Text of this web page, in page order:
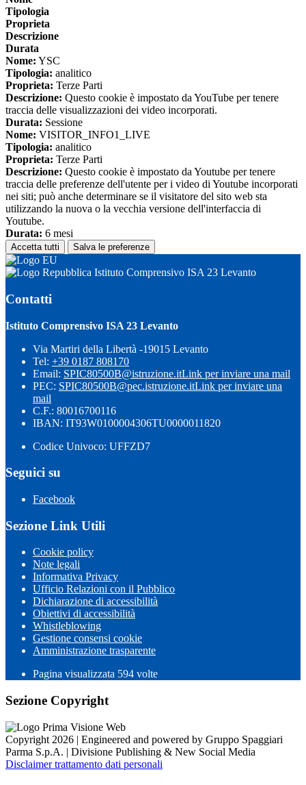
Tipologia
Proprieta
Descrizione
Durata
Nome: YSC
Tipologia: analitico
Proprieta: Terze Parti
Descrizione: Questo cookie è impostato da YouTube per tenere
traccia delle visualizzazioni dei video incorporati.
Durata: Sessione
Nome: VISITOR_INFO1_LIVE
Tipologia: analitico
Proprieta: Terze Parti
Descrizione: Questo cookie è impostato da Youtube per tenere
traccia delle preferenze dell'utente per i video di Youtube incorporati
nei siti; può anche determinare se il visitatore del sito web sta
utilizzando la nuova o la vecchia versione dell'interfaccia di
Youtube.
Durata: 6 mesi
Accetta tutti Salva le preferenze
Istituto Comprensivo ISA 23 Levanto
Contatti
Istituto Comprensivo ISA 23 Levanto
Via Martiri della Libertà -19015 Levanto
Tel: +39 0187 808170
Email: SPIC80500B@istruzione.itLink per inviare una mail
PEC: SPIC80500B@pec.istruzione.itLink per inviare una
mail
C.F.: 80016700116
IBAN: IT93W0100004306TU0000011820
Codice Univoco: UFFZD7
Seguici su
Facebook
Sezione Link Utili
Cookie policy
Note legali
Informativa Privacy
Ufficio Relazioni con il Pubblico
Dichiarazione di accessibilità
Obiettivi di accessibilità
Whistleblowing
Gestione consensi cookie
Amministrazione trasparente
Pagina visualizzata 594 volte
Sezione Copyright
Copyright 2026 | Engineered and powered by Gruppo Spaggiari
Parma S.p.A. | Divisione Publishing & New Social Media
Disclaimer trattamento dati personali